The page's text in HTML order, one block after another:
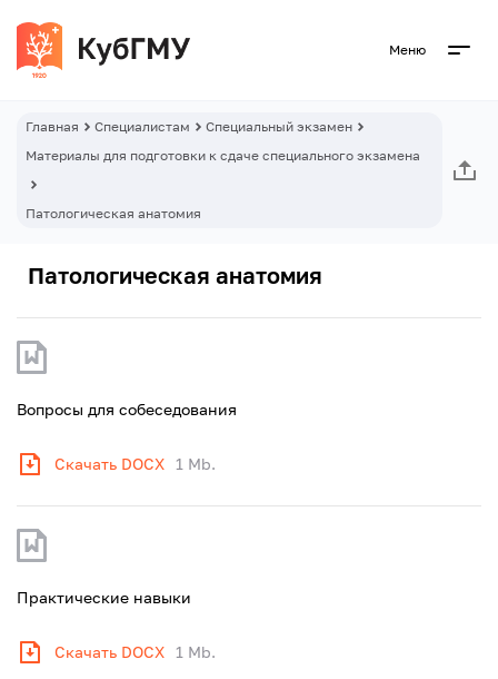
Меню
Главная Специалистам
Специальный экзамен
Материалы для подготовки к сдаче специального экзамена
Патологическая анатомия
Патологическая анатомия
Вопросы для собеседования
Скачать DOCX 1 Mb.
Практические навыки
Скачать DOCX 1 Mb.